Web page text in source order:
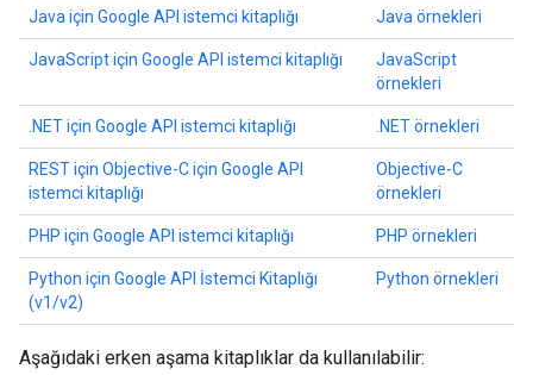
Java için Google API istemci kitaplığı Java örnekleri
JavaScript için Google API istemci kitaplığı
JavaScript
örnekleri
.NET için Google API istemci kitaplığı .NET örnekleri
REST için Objective-C için Google API
istemci kitaplığı
Objective-C
örnekleri
PHP için Google API istemci kitaplığı PHP örnekleri
Python için Google API İstemci Kitaplığı
(v1/v2)
Python örnekleri
Aşağıdaki erken aşama kitaplıklar da kullanılabilir: